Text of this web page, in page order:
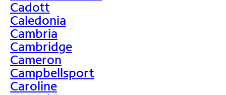
Cadott
Caledonia
Cambria
Cambridge
Cameron
Campbellsport
Caroline